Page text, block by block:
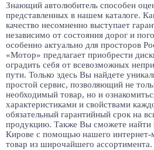
Знающий автолюбитель способен
представленных в нашем каталоге.
качество несомненно выступает
независимо от состояния дорог и
особенно актуально для просторов
«Мотор» предлагает приобрести
оградить себя от всевозможных
пути. Только здесь Вы найдете
простой сервис, позволяющий не
необходимый товар, но и
характеристиками и свойствами
обязательный гарантийный срок на
продукцию. Также Вы сможете найти
Кирове с помощью нашего интернет-
товар из широчайшего ассортимента.